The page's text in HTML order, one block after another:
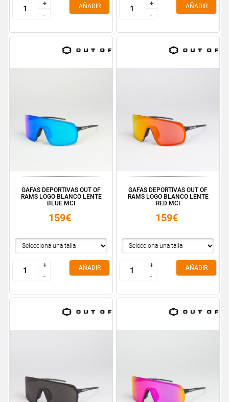
+
-
+
-
AÑADIR
+
-
+
-
AÑADIR
GAFAS DEPORTIVAS OUT OF
RAMS LOGO BLANCO LENTE
BLUE MCI
159€
+
-
+
-
AÑADIR
GAFAS DEPORTIVAS OUT OF
RAMS LOGO BLANCO LENTE
RED MCI
159€
+
-
+
-
AÑADIR